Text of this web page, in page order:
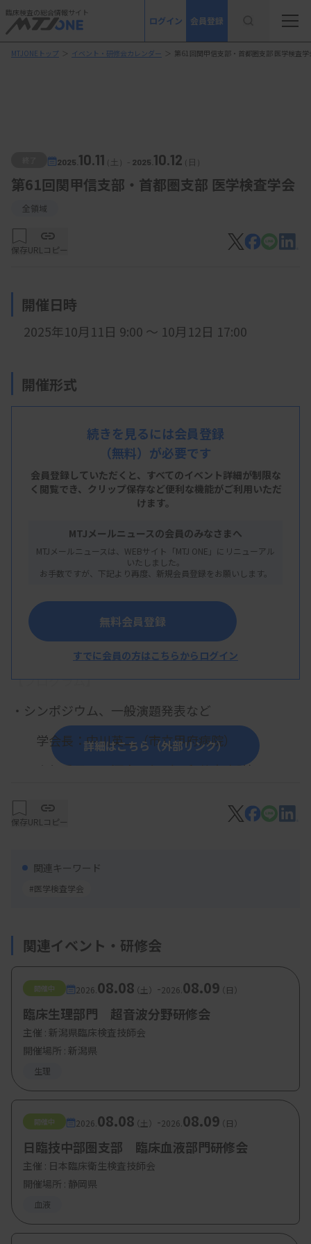
臨床検査の総合情報サイト
ログイン 会員登録
MTJONEトップ ＞ イベント・研修会カレンダー ＞ 第61回関甲信支部・首都圏支部 医学検査学
2025. 10.11 （土） - 2025. 10.12（日）
第61回関甲信支部・首都圏支部 医学検査学会
全領域
保存URLコピー
開催日時
2025年10月11日 9:00 ～ 10月12日 17:00
開催形式
現地開催
アピオ甲府タワー館
主 催
概 要
【プログラム】
・シンポジウム、一般演題発表など
学会長：中川英二（市立甲府病院）
実行委員長：河合正行（石和共立病院）
事務局長：杉浦弘樹（山梨県立中央病院）
【参加費・定員など】
・参加費：日臨技会員（賛助会員）：5.000円、
交換会：6.000円
詳細はこちら（外部リンク）
続きを見るには会員登録
（無料）が必要です
会員登録していただくと、すべてのイベント詳細が制限な
く閲覧でき、 クリップ保存など便利な機能がご利用いただ
けます。
MTJメールニュースの会員のみなさまへ
MTJメールニュースは、WEBサイト「MTJ ONE」にリニューアル
いたしました。
お手数ですが、下記より再度、新規会員登録をお願いします。
無料会員登録
すでに会員の方はこちらからログイン
保存URLコピー
関連キーワード
#医学検査学会
関連イベント・研修会
開催中 2026. 08.08（土） -2026. 08.09（日）
臨床生理部門 超音波分野研修会
主催 : 新潟県臨床検査技師会
開催場所 : 新潟県
生理
開催中 2026. 08.08（土） -2026. 08.09（日）
日臨技中部圏支部 臨床血液部門研修会
主催 : 日本臨床衛生検査技師会
開催場所 : 静岡県
血液